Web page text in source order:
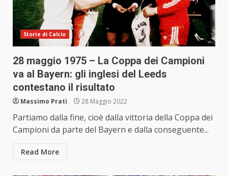
Storie di Calcio
28 maggio 1975 – La Coppa dei Campioni
va al Bayern: gli inglesi del Leeds
contestano il risultato
Massimo Prati 28 Maggio 2022
Partiamo dalla fine, cioè dalla vittoria della Coppa dei
Campioni da parte del Bayern e dalla conseguente...
Read More